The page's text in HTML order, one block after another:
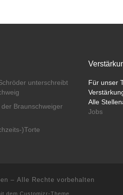
unterschreibt
Braunschweiger
)Torte
Für unser
Alle
Jobs
– Alle Rechte vorbehalten
dem Customizr-Theme